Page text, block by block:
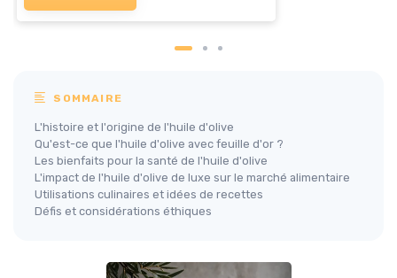
SOMMAIRE
L'histoire et l'origine de l'huile d'olive
Qu'est-ce que l'huile d'olive avec feuille d'or ?
Les bienfaits pour la santé de l'huile d'olive
L'impact de l'huile d'olive de luxe sur le marché alimentaire
Utilisations culinaires et idées de recettes
Défis et considérations éthiques